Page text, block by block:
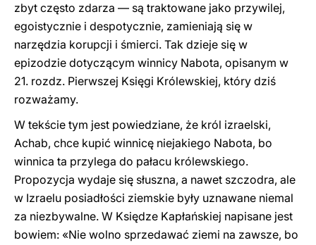
zbyt często zdarza — są traktowane jako przywilej,
egoistycznie i despotycznie, zamieniają się w
narzędzia korupcji i śmierci. Tak dzieje się w
epizodzie dotyczącym winnicy Nabota, opisanym w
21. rozdz. Pierwszej Księgi Królewskiej, który dziś
rozważamy.
W tekście tym jest powiedziane, że król izraelski,
Achab, chce kupić winnicę niejakiego Nabota, bo
winnica ta przylega do pałacu królewskiego.
Propozycja wydaje się słuszna, a nawet szczodra, ale
w Izraelu posiadłości ziemskie były uznawane niemal
za niezbywalne. W Księdze Kapłańskiej napisane jest
bowiem: «Nie wolno sprzedawać ziemi na zawsze, bo